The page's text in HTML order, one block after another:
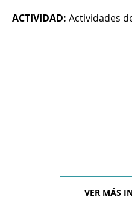
ACTIVIDAD: Actividades
VER MÁS